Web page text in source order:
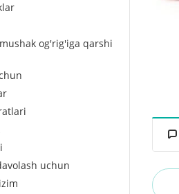
og'rig'iga qarshi
uchun